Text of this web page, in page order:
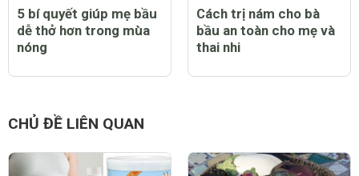
5 bí quyết giúp mẹ bầu
dễ thở hơn trong mùa
nóng
Cách trị nám cho bà
bầu an toàn cho mẹ và
thai nhi
CHỦ ĐỀ LIÊN QUAN